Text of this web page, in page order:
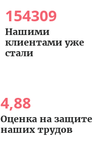
154309
Нашими
клиентами уже
стали
4,88
Оценка на защите
наших трудов